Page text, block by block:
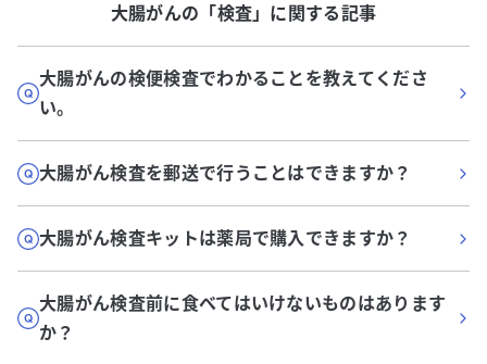
大腸がんの「検査」に関する記事
大腸がんの検便検査でわかることを教えてくださ
い。
大腸がん検査を郵送で行うことはできますか？
大腸がん検査キットは薬局で購入できますか？
大腸がん検査前に食べてはいけないものはあります
か？